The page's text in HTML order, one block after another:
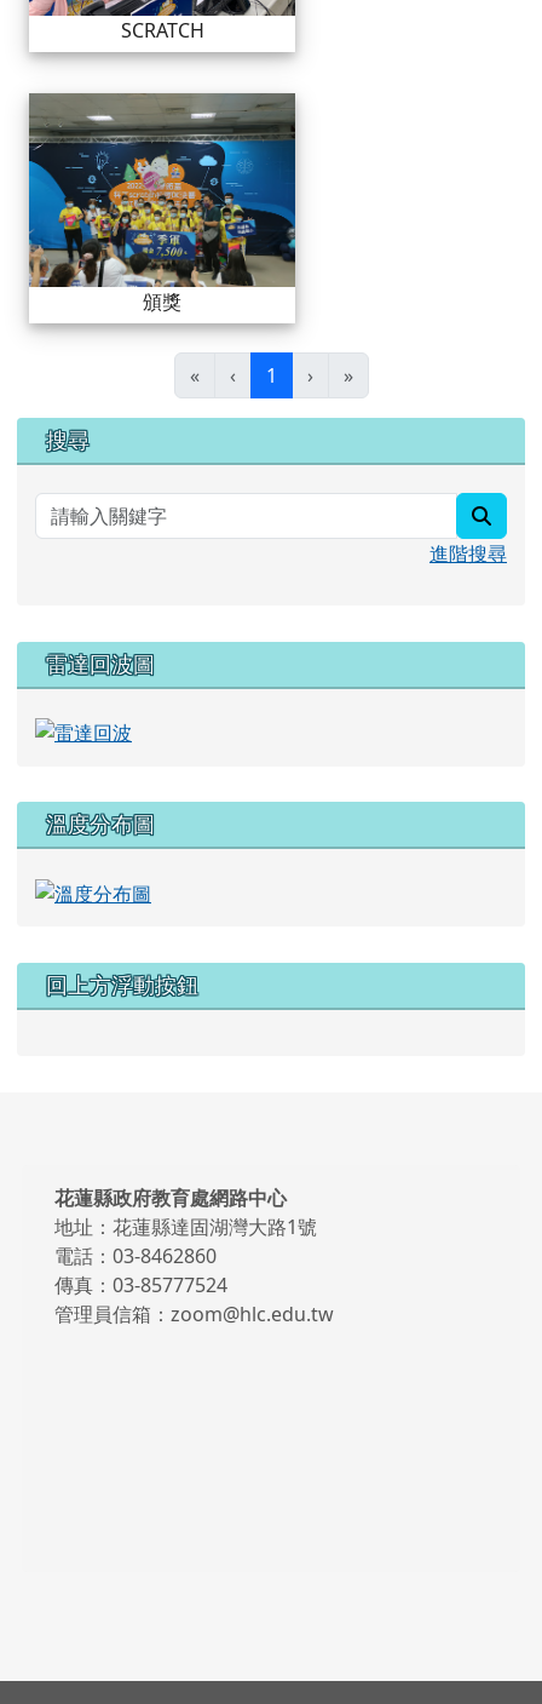
SCRATCH
頒獎
« ‹ 1 (目前頁次)
› »
右邊區域內容
搜尋
進階搜尋
雷達回波圖
溫度分布圖
回上方浮動按鈕
頁尾區域內容
花蓮縣政府教育處網路中心
地址：花蓮縣達固湖灣大路1號
電話：03-8462860
傳真：03-85777524
管理員信箱：zoom@hlc.edu.tw